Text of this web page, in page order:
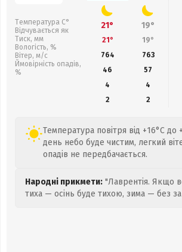
Температура С°
Відчувається як
Тиск, мм
Вологість, %
Вітер, м/с
Ймовірність опадів,
%
21° 19°
21° 19°
764
763
46
57
4
4
2
2
Температура повітря від +16°C до
день небо буде чистим, легкий
опадів не передбачається.
Народні прикмети: "Лаврентія. Якщо
тиха — осінь буде тихою, зима — без